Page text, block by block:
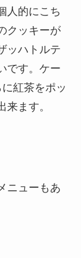
人的にこち
クッキーが
ッハトルテ
です。ケー
紅茶をポッ
来ます。
ニューもあ